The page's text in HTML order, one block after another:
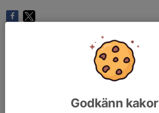
Godkänn kakor